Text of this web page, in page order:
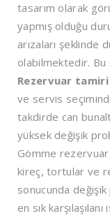
tasarım olarak
yapmış olduğu
arızaları şeklinde
olabilmektedir. Bu
Rezervuar
ve servis
takdirde can
yüksek değişik
Gömme
kireç, tortular ve
sonucunda
en sık